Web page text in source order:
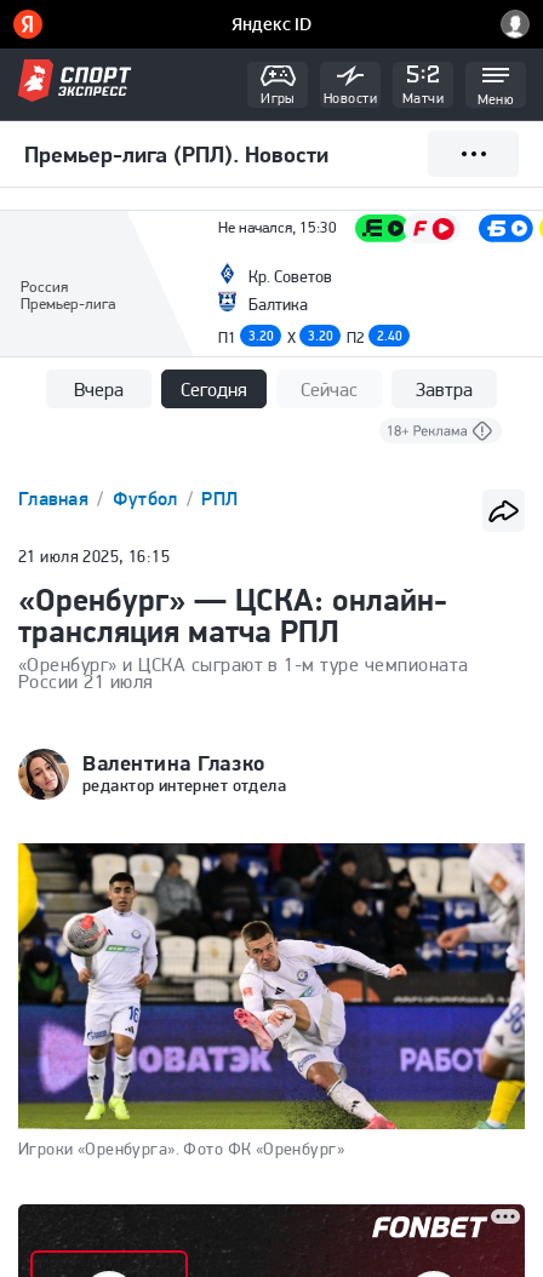
Игры Новости Матчи Меню
Премьер-лига (РПЛ). Новости
Россия
Премьер-лига
Не начался, 15:30
Кр. Советов
Балтика
П1 3.20 X 3.20 П2 2.40
Вчера Сегодня Сейчас Завтра
Главная Футбол РПЛ
21 июля 2025, 16:15
«Оренбург» — ЦСКА: онлайн-
трансляция матча РПЛ
«Оренбург» и ЦСКА сыграют в 1-м туре чемпионата
России 21 июля
Валентина Глазко
редактор интернет отдела
Игроки «Оренбурга». Фото ФК «Оренбург»